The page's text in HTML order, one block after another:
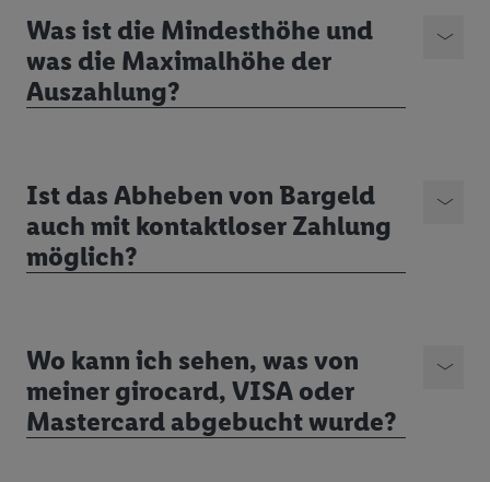
Was ist die Mindesthöhe und
was die Maximalhöhe der
Auszahlung?
Ist das Abheben von Bargeld
auch mit kontaktloser Zahlung
möglich?
Wo kann ich sehen, was von
meiner girocard, VISA oder
Mastercard abgebucht wurde?